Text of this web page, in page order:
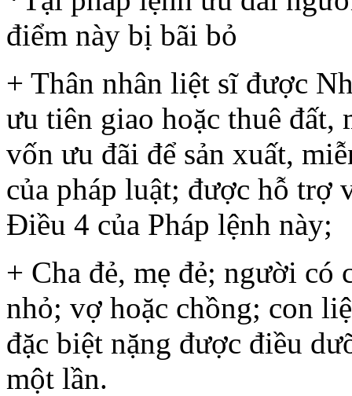
điểm này bị bãi bỏ
+ Thân nhân liệt sĩ được
ưu tiên giao hoặc thuê đất,
vốn ưu đãi để sản xuất,
của pháp luật; được hỗ trợ
Điều 4 của Pháp lệnh này;
+ Cha đẻ, mẹ đẻ; người
nhỏ; vợ hoặc chồng; con
đặc biệt nặng được điều
một lần.